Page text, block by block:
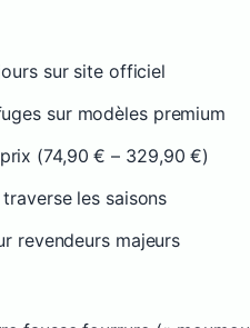
sur site officiel
sur modèles premium
(74,90 € – 329,90 €)
les saisons
revendeurs majeurs